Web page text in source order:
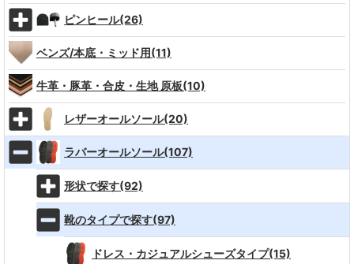
ピンヒール(26)
ベンズ/本底・ミッド用(11)
牛革・豚革・合皮・生地 原板(10)
レザーオールソール(20)
ラバーオールソール(107)
形状で探す(92)
靴のタイプで探す(97)
ドレス・カジュアルシューズタイプ(15)